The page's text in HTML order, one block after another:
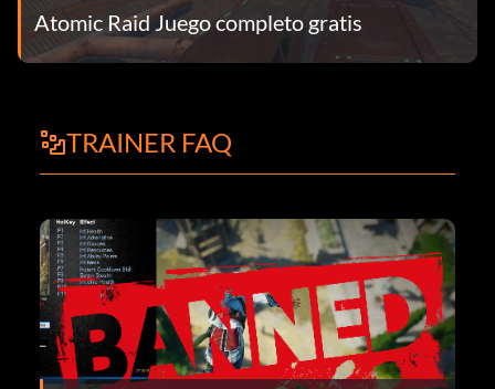
Atomic Raid Juego completo gratis
TRAINER FAQ